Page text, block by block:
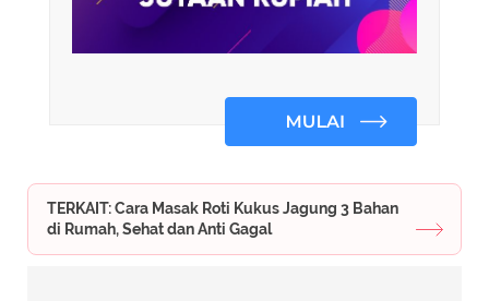
TERKAIT: Cara Masak Roti Kukus Jagung 3 Bahan
di Rumah, Sehat dan Anti Gagal